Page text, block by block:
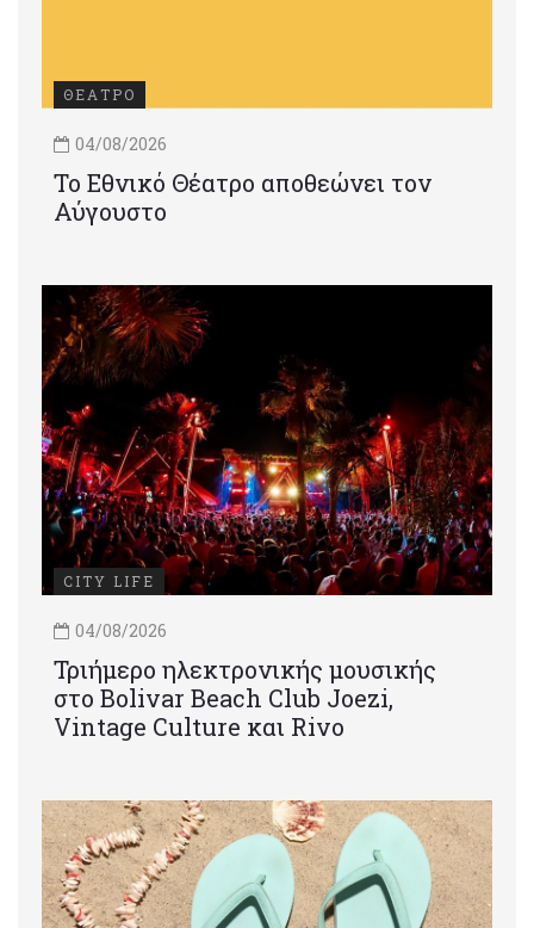
ΘΕΑΤΡΟ
04/08/2026
Το Εθνικό Θέατρο αποθεώνει τον
Αύγουστο
CITY LIFE
04/08/2026
Τριήμερο ηλεκτρονικής μουσικής
στο Bolivar Beach Club Joezi,
Vintage Culture και Rivo